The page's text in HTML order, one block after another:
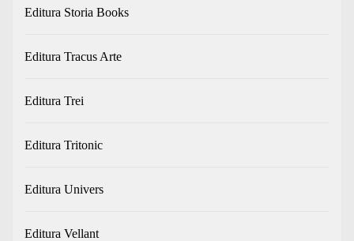
Editura Storia Books
Editura Tracus Arte
Editura Trei
Editura Tritonic
Editura Univers
Editura Vellant